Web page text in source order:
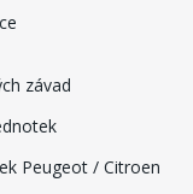
závad
Peugeot / Citroen